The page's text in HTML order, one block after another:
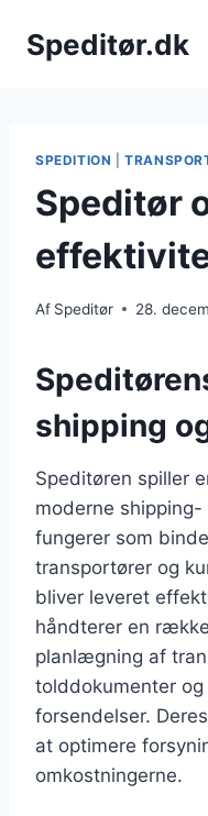
Speditør.dk
SPEDITION |
Speditør
Af Speditør 28.
shipping
Speditøren spiller
moderne
fungerer som
transportører og
bliver leveret
håndterer en
planlægning af
tolddokumenter
forsendelser.
at optimere
omkostningerne.